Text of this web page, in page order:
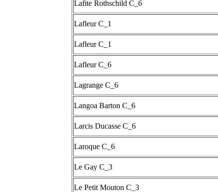
Lafite Rothschild C_6
Lafleur C_1
Lafleur C_1
Lafleur C_6
Lagrange C_6
Langoa Barton C_6
Larcis Ducasse C_6
Laroque C_6
Le Gay C_3
Le Petit Mouton C_3